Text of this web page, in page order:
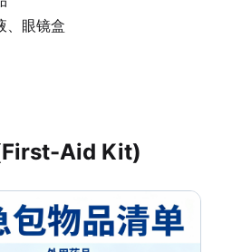
、眼镜盒
Aid Kit)